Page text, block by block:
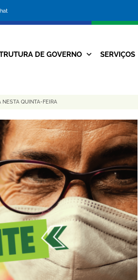
da
Prefeitura
Navegação
DE GOVERNO SERVIÇOS
NESTA QUINTA-FEIRA